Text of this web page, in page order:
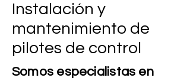
Instalación y
mantenimiento de
pilotes de control
Somos especialistas en